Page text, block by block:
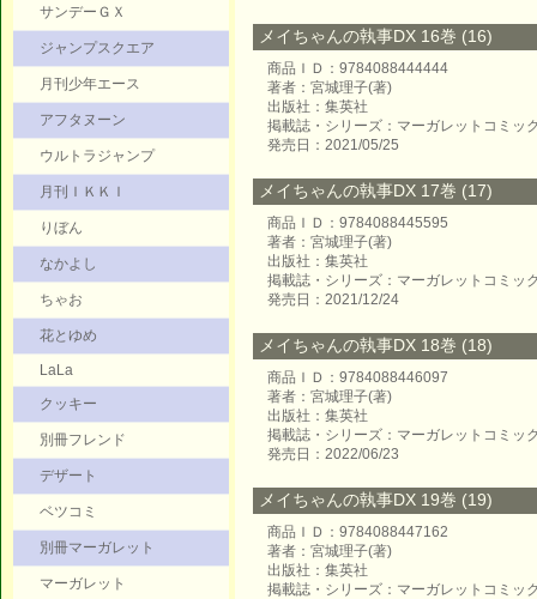
サンデーＧＸ
ジャンプスクエア
月刊少年エース
アフタヌーン
ウルトラジャンプ
月刊ＩＫＫＩ
りぼん
なかよし
ちゃお
花とゆめ
LaLa
クッキー
別冊フレンド
デザート
ベツコミ
別冊マーガレット
マーガレット
メイちゃんの執事DX 16巻 (16)
商品ＩＤ：9784088444444
著者：宮城理子(著)
出版社：集英社
掲載誌・シリーズ：マーガレットコミッ
発売日：2021/05/25
メイちゃんの執事DX 17巻 (17)
商品ＩＤ：9784088445595
著者：宮城理子(著)
出版社：集英社
掲載誌・シリーズ：マーガレットコミッ
発売日：2021/12/24
メイちゃんの執事DX 18巻 (18)
商品ＩＤ：9784088446097
著者：宮城理子(著)
出版社：集英社
掲載誌・シリーズ：マーガレットコミッ
発売日：2022/06/23
メイちゃんの執事DX 19巻 (19)
商品ＩＤ：9784088447162
著者：宮城理子(著)
出版社：集英社
掲載誌・シリーズ：マーガレットコミッ